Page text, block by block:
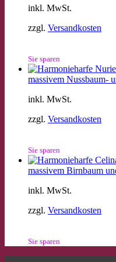
inkl. MwSt.
zzgl. Versandkosten
Sie sparen
massivem Nussbaum-
inkl. MwSt.
zzgl. Versandkosten
Sie sparen
massivem Birnbaum
inkl. MwSt.
zzgl. Versandkosten
Sie sparen